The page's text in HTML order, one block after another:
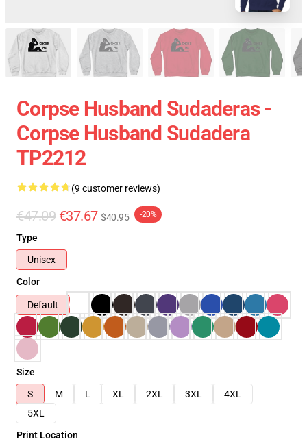
Corpse Husband Sudaderas -
Corpse Husband Sudadera
TP2212
(9 customer reviews)
€47.09 €37.67 $40.95 -20%
Type
Unisex
Color
Default
Size
S
M L XL 2XL 3XL
4XL
5XL
Print Location